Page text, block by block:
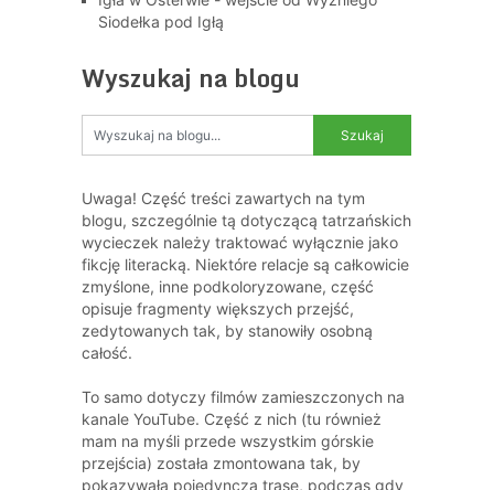
Siodełka pod Igłą
Wyszukaj na blogu
Uwaga! Część treści zawartych na tym
blogu, szczególnie tą dotyczącą tatrzańskich
wycieczek należy traktować wyłącznie jako
fikcję literacką. Niektóre relacje są całkowicie
zmyślone, inne podkoloryzowane, część
opisuje fragmenty większych przejść,
zedytowanych tak, by stanowiły osobną
całość.
To samo dotyczy filmów zamieszczonych na
kanale YouTube. Część z nich (tu również
mam na myśli przede wszystkim górskie
przejścia) została zmontowana tak, by
pokazywała pojedynczą trasę, podczas gdy